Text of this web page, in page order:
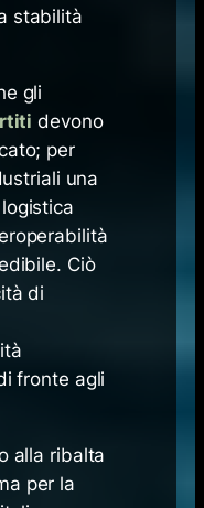
stabilità
gli
devono
per
una
Ciò
di
fronte agli
alla ribalta
per la